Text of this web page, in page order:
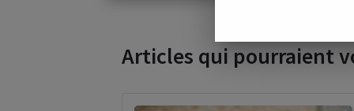
Articles qui pourraient